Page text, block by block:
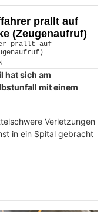
prallt auf
(Zeugenaufruf)
hat sich am
mit einem
Verletzungen
in ein Spital gebracht